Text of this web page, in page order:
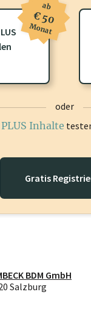
wirtschaft.at
diese Inhalte zu
ab
€ 50
Monat
oder
Inhalte
Gratis
BDM GmbH
Salzburg